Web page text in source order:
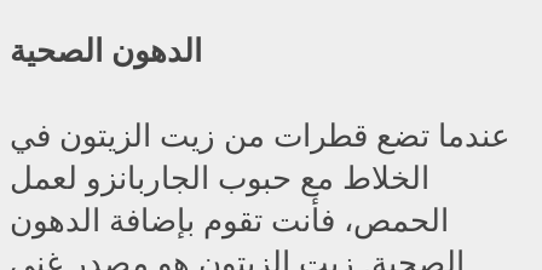
الدهون الصحية
عندما تضع قطرات من زيت الزيتون في
الخلاط مع حبوب الجاربانزو لعمل
الحمص، فأنت تقوم بإضافة الدهون